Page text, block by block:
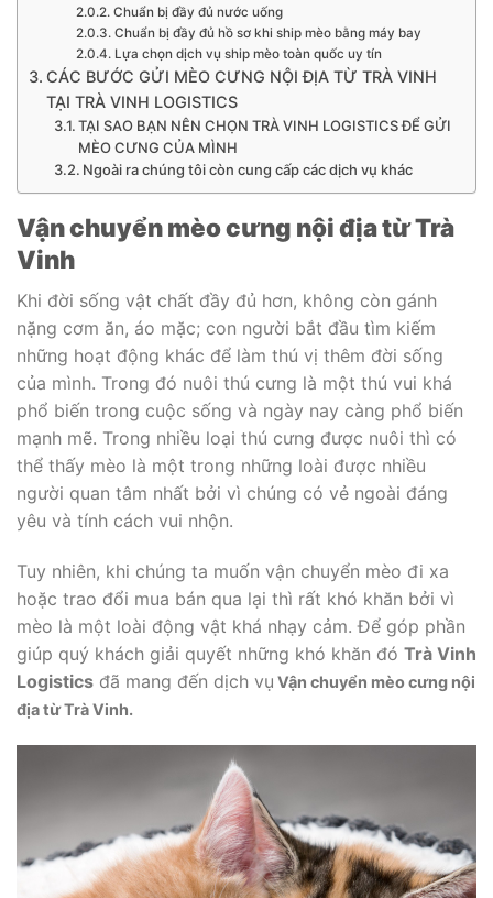
Chuẩn bị đầy đủ nước uống
Chuẩn bị đầy đủ hồ sơ khi ship mèo bằng máy bay
Lựa chọn dịch vụ ship mèo toàn quốc uy tín
CÁC BƯỚC GỬI MÈO CƯNG NỘI ĐỊA TỪ TRÀ VINH
TẠI TRÀ VINH LOGISTICS
TẠI SAO BẠN NÊN CHỌN TRÀ VINH LOGISTICS ĐỂ GỬI
MÈO CƯNG CỦA MÌNH
Ngoài ra chúng tôi còn cung cấp các dịch vụ khác
Vận chuyển mèo cưng nội địa từ Trà
Vinh
Khi đời sống vật chất đầy đủ hơn, không còn gánh
nặng cơm ăn, áo mặc; con người bắt đầu tìm kiếm
những hoạt động khác để làm thú vị thêm đời sống
của mình. Trong đó nuôi thú cưng là một thú vui khá
phổ biến trong cuộc sống và ngày nay càng phổ biến
mạnh mẽ. Trong nhiều loại thú cưng được nuôi thì có
thể thấy mèo là một trong những loài được nhiều
người quan tâm nhất bởi vì chúng có vẻ ngoài đáng
yêu và tính cách vui nhộn.
Tuy nhiên, khi chúng ta muốn vận chuyển mèo đi xa
hoặc trao đổi mua bán qua lại thì rất khó khăn bởi vì
mèo là một loài động vật khá nhạy cảm. Để góp phần
giúp quý khách giải quyết những khó khăn đó Trà Vinh
Logistics đã mang đến dịch vụ Vận chuyển mèo cưng nội
địa từ Trà Vinh.